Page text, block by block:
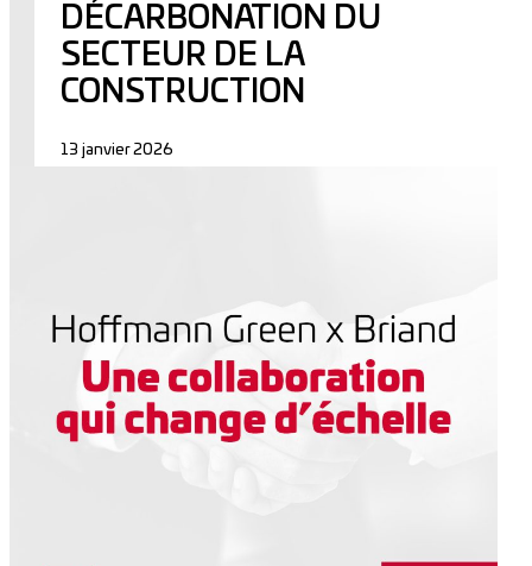
DÉCARBONATION DU
SECTEUR DE LA
CONSTRUCTION
13 janvier 2026